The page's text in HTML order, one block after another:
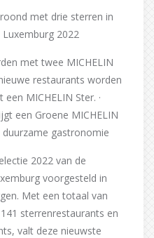
met drie sterren in
Luxemburg 2022
met twee MICHELIN
restaurants worden
MICHELIN Ster. ·
een Groene MICHELIN
gastronomie
2022 van de
voorgesteld in
Met een totaal van
sterrenrestaurants en
valt deze nieuwste